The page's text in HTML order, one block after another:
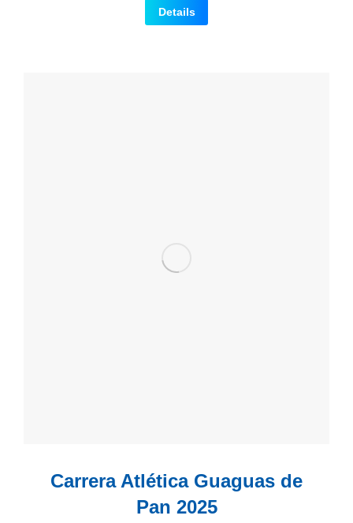
Details
Carrera Atlética Guaguas de
Pan 2025